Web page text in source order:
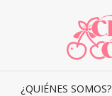
¿QUIÉNES SOMOS?